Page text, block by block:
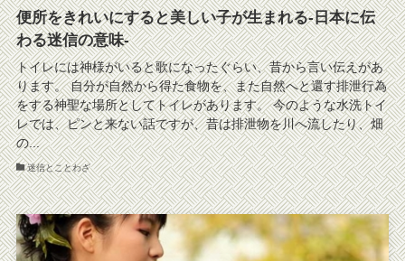
便所をきれいにすると美しい子が生まれる-日本に伝
わる迷信の意味-
トイレには神様がいると歌になったぐらい、昔から言い伝えがあ
ります。 自分が自然から得た食物を、また自然へと還す排泄行為
をする神聖な場所としてトイレがあります。 今のような水洗トイ
レでは、ピンと来ない話ですが、昔は排泄物を川へ流したり、畑
の...
迷信とことわざ